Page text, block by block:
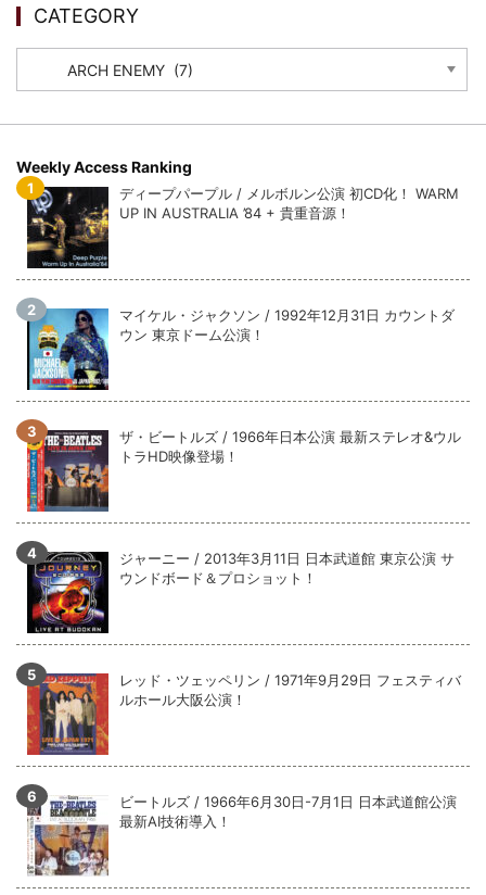
CATEGORY
Weekly Access Ranking
ディープパープル / メルボルン公演 初CD化！ WARM
UP IN AUSTRALIA ’84 + 貴重音源！
マイケル・ジャクソン / 1992年12月31日 カウントダ
ウン 東京ドーム公演！
ザ・ビートルズ / 1966年日本公演 最新ステレオ&ウル
トラHD映像登場！
ジャーニー / 2013年3月11日 日本武道館 東京公演 サ
ウンドボード＆プロショット！
レッド・ツェッペリン / 1971年9月29日 フェスティバ
ルホール大阪公演！
ビートルズ / 1966年6月30日-7月1日 日本武道館公演
最新AI技術導入！